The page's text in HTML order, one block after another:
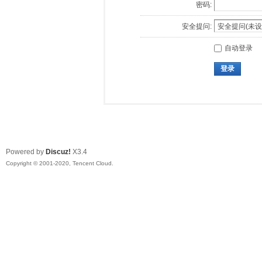
密码:
安全提问:
自动登录
登录
Powered by Discuz! X3.4
Copyright © 2001-2020, Tencent Cloud.